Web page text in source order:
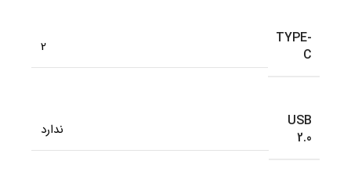
TYPE-
C
2
USB
2.0
ندارد